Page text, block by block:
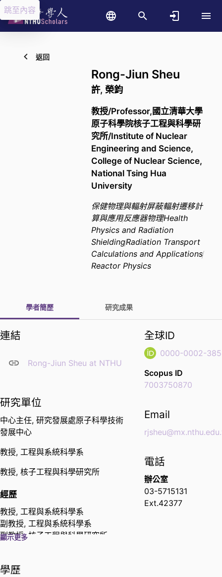
跳至內容
返回
Rong-Jiun Sheu
許, 榮鈞
教授/Professor,國立清華大學
原子科學院核子工程與科學研
究所/Institute of Nuclear
Engineering and Science,
College of Nuclear Science,
National Tsing Hua
University
保健物理與輻射屏蔽輻射遷移計
算與應用反應器物理Health
Physics and Radiation
ShieldingRadiation Transport
Calculations and Applications
Reactor Physics
學者簡歷 研究成果
連結
Rong-Jiun Sheu at NTHU
研究單位
中心主任, 研究發展處原子科學技術
發展中心
教授, 工程與系統科學系
教授, 核子工程與科學研究所
經歷
教授, 工程與系統科學系
副教授, 工程與系統科學系
副教授,核子工程與科學研究所
助理研究員,
顯示更多
學歷
全球ID
0000-0002-
Scopus ID
7003750870
Email
電話
辦公室
03-5715131
Ext.42377